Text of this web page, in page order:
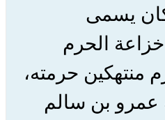
يسمى
الحرم
منتهكين حرمته،
عمرو بن سالم